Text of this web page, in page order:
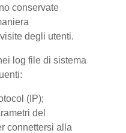
conservate
degli utenti.
log file di sistema
(IP);
del
connettersi alla